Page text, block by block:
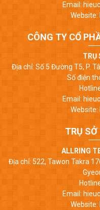
Email:
CÔNG TY CỔ
TRỤ
Địa chỉ: Số 5 Đường T5, P.
Số điện
Email:
TRỤ
ALLRING
Địa chỉ: 522, Tawon Takra
Email: